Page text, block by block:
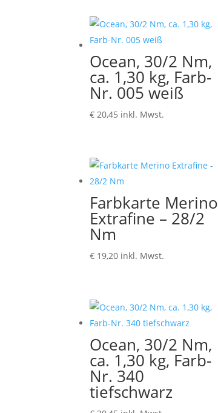
€ 5,20
Ocean, 30/2 Nm,
ca. 1,30 kg, Farb-
Nr. 005 weiß
€ 20,45 inkl. Mwst.
Farbkarte Merino
Extrafine – 28/2
Nm
€ 19,20 inkl. Mwst.
Ocean, 30/2 Nm,
ca. 1,30 kg, Farb-
Nr. 340
tiefschwarz